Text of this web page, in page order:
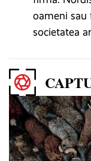
oameni sau
societatea